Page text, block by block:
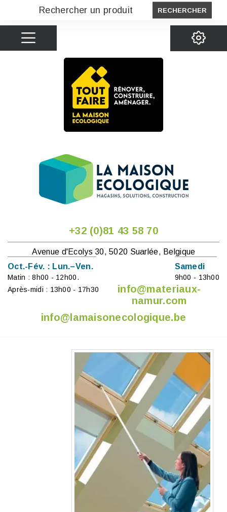
RECHERCHER
+32 (0)81 43 58 70
Avenue d'Ecolys 30, 5020 Suarlée, Belgique
Oct.-Fév. : Lun.–Ven.
Matin : 8h00 - 12h00.
Après-midi : 13h00 - 17h30
Samedi
9h00 - 13h00
info@materiaux-
namur.com
info@lamaisonecologique.be